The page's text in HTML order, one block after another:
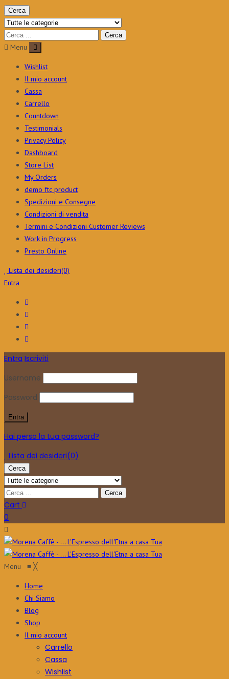
Cerca
Menu
Wishlist
Il mio account
Cassa
Carrello
Countdown
Testimonials
Privacy Policy
Dashboard
Store List
My Orders
demo ftc product
Spedizioni e Consegne
Condizioni di vendita
Termini e Condizioni Customer Reviews
Work in Progress
Presto Online
Lista dei desideri(0)
Entra
Entra Iscriviti
Username
Password
Hai perso la tua password?
Lista dei desideri(0)
Cerca
Cart
0
Menu ≡ ╳
Home
Chi Siamo
Blog
Shop
Il mio account
Carrello
Cassa
Wishlist